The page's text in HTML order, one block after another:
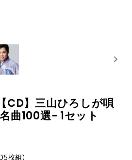
CD】三山ひろしが唄
曲100選− 1セット
枚組）